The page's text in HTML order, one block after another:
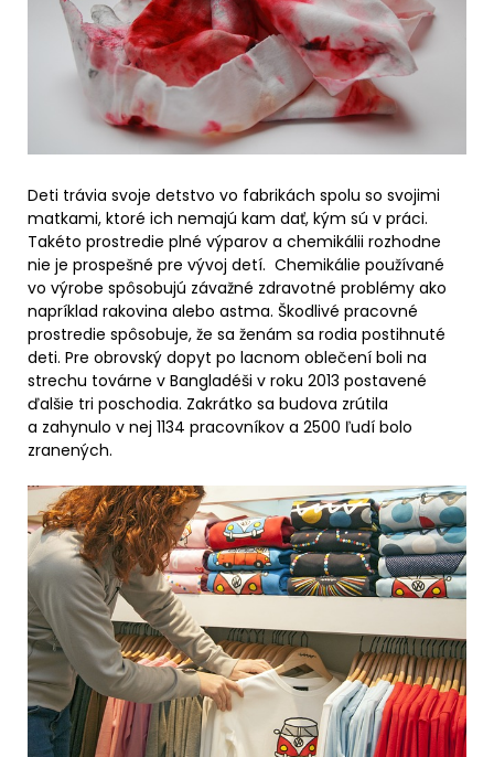
Deti trávia svoje detstvo vo fabrikách spolu so svojimi
matkami, ktoré ich nemajú kam dať, kým sú v práci.
Takéto prostredie plné výparov a chemikálii rozhodne
nie je prospešné pre vývoj detí. Chemikálie používané
vo výrobe spôsobujú závažné zdravotné problémy ako
napríklad rakovina alebo astma. Škodlivé pracovné
prostredie spôsobuje, že sa ženám sa rodia postihnuté
deti. Pre obrovský dopyt po lacnom oblečení boli na
strechu továrne v Bangladéši v roku 2013 postavené
ďalšie tri poschodia. Zakrátko sa budova zrútila
a zahynulo v nej 1134 pracovníkov a 2500 ľudí bolo
zranených.